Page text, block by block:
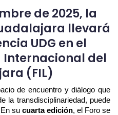
de 2025, la
llevará
UDG en el
Internacional del
(FIL)
de encuentro y diálogo que
la transdisciplinariedad, puede
su cuarta edición, el Foro se